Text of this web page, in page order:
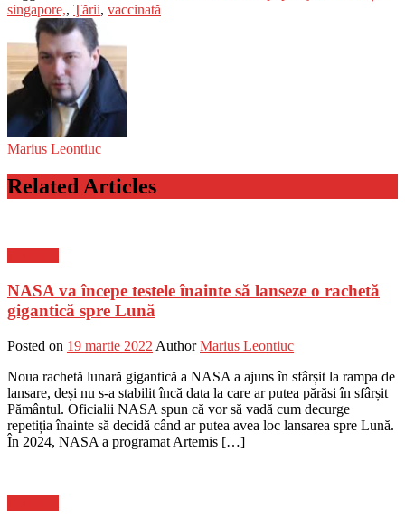
singapore,, Ţării, vaccinată
Marius Leontiuc
Related Articles
NASA va începe testele înainte să lanseze o rachetă
gigantică spre Lună
Posted on 19 martie 2022 Author Marius Leontiuc
Noua rachetă lunară gigantică a NASA a ajuns în sfârșit la rampa de
lansare, deși nu s-a stabilit încă data la care ar putea părăsi în sfârșit
Pământul. Oficialii NASA spun că vor să vadă cum decurge
repetiția înainte să decidă când ar putea avea loc lansarea spre Lună.
În 2024, NASA a programat Artemis […]